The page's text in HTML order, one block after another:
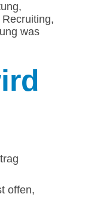
was
offen,